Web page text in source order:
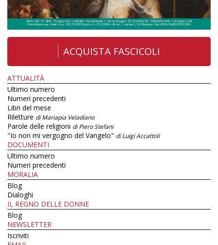
ACQUISTA FASCICOLI
ATTUALITÀ
Ultimo numero
Numeri precedenti
Libri del mese
Riletture di Mariapia Veladiano
Parole delle religioni di Piero Stefani
"Io non mi vergogno del Vangelo" di Luigi Accattoli
DOCUMENTI
Ultimo numero
Numeri precedenti
MORALIA
Blog
Dialoghi
IL REGNO DELLE DONNE
Blog
NEWSLETTER
Iscriviti